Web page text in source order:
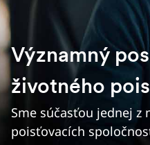
Významný
životného
Sme súčasťou jednej z
poisťovacích